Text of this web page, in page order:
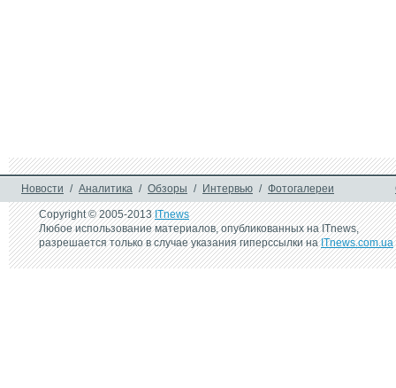
Новости / Аналитика / Обзоры / Интервью / Фотогалереи
Copyright © 2005-2013ITnews
Любое использование материалов, опубликованных на ITnews,
разрешается только в случае указания гиперссылки наITnews.com.ua